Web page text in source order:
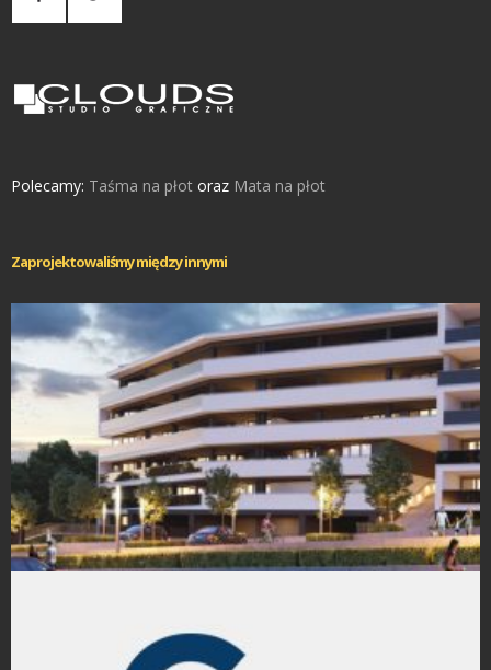
Polecamy: Taśma na płot oraz Mata na płot
Zaprojektowaliśmy między innymi